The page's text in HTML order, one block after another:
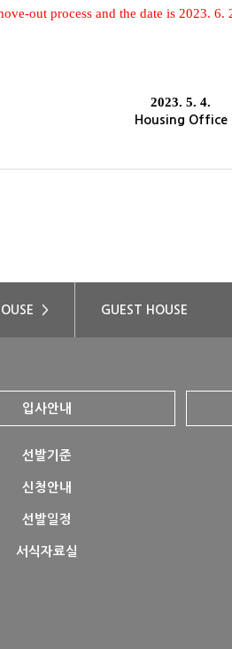
out process and the date is 2023. 6.
2023. 5. 4.
Housing Office
> GUEST HOUSE
입사안내
선발기준
신청안내
선발일정
서식자료실